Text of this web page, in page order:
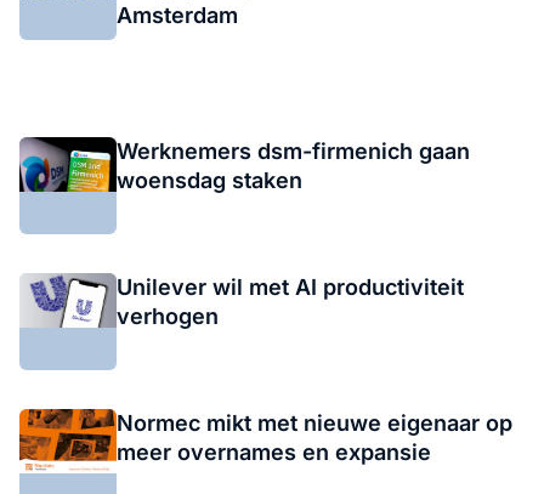
Amsterdam
Werknemers dsm-firmenich gaan
woensdag staken
Unilever wil met AI productiviteit
verhogen
Normec mikt met nieuwe eigenaar op
meer overnames en expansie